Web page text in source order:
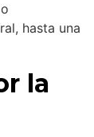
hasta una
la